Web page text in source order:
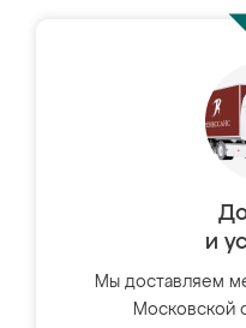
и
Мы доставляем
Московской